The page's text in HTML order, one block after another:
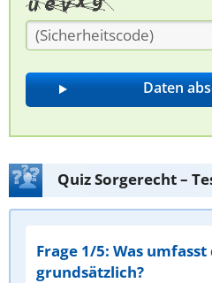
Quiz Sorgerecht –
Frage 1/5: Was
grundsätzlich?